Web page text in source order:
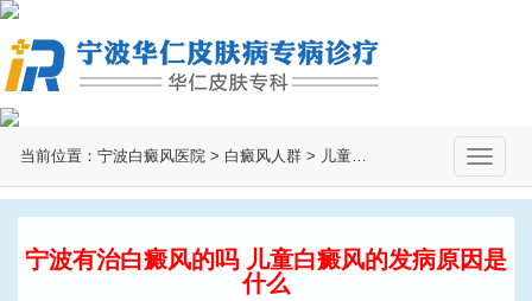
当前位置： 宁波白癜风医院 > 白癜风人群 > 儿童白癜风
切
换
宁波有治白癜风的吗 儿童白癜风的发病原因是
什么